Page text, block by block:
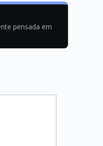
pensada em